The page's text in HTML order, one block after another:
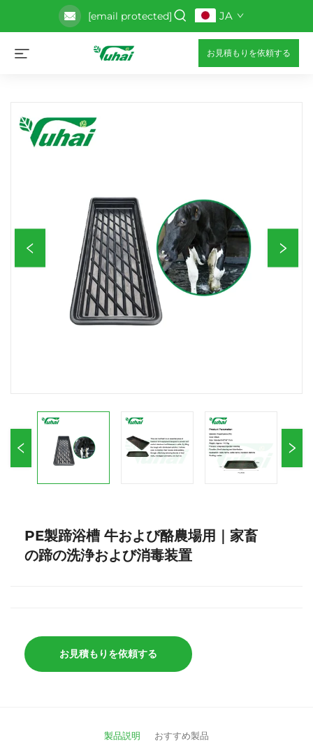
[email protected] JA
お見積もりを依頼する
PE製蹄浴槽 牛および酪農場用｜家畜
の蹄の洗浄および消毒装置
お見積もりを依頼する
製品説明 おすすめ製品